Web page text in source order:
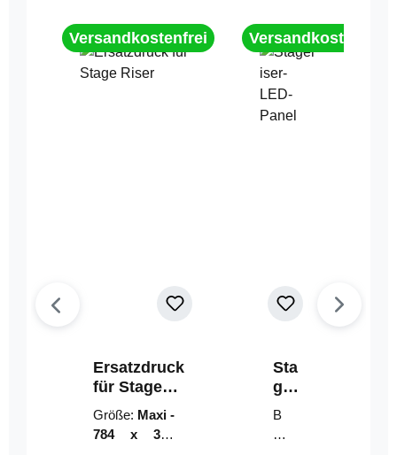
Versandkostenfrei
Ersatzdruck
für Stage
Riser
Größe: Maxi -
784 x 314
Versandkostenfrei
Sta
geri
ser-
LE
D-
B
un